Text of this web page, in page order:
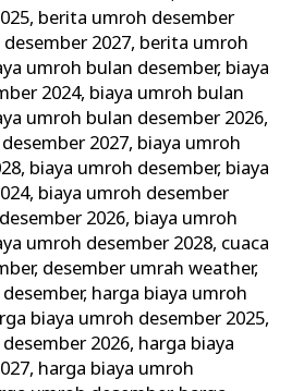
, berita umroh desember
2027, berita umroh
umroh bulan desember, biaya
2024, biaya umroh bulan
umroh bulan desember 2026,
2027, biaya umroh
, biaya umroh desember, biaya
, biaya umroh desember
2026, biaya umroh
umroh desember 2028, cuaca
, desember umrah weather,
, harga biaya umroh
biaya umroh desember 2025,
2026, harga biaya
, harga biaya umroh